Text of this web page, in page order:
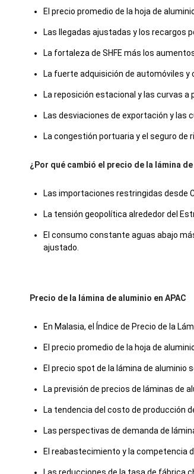
El precio promedio de la hoja de
Las llegadas ajustadas y los recargos
La fortaleza de SHFE más los
La fuerte adquisición de automóviles
La reposición estacional y las curvas
Las desviaciones de exportación y las
La congestión portuaria y el seguro
¿Por qué cambió el precio de la lámina
Las importaciones restringidas desde
La tensión geopolítica alrededor del
El consumo constante aguas abajo
ajustado.
Precio de la lámina de aluminio en APAC
En Malasia, el Índice de Precio de la
El precio promedio de la hoja de
El precio spot de la lámina de
La previsión de precios de láminas de
La tendencia del costo de producción
Las perspectivas de demanda de
El reabastecimiento y la competencia